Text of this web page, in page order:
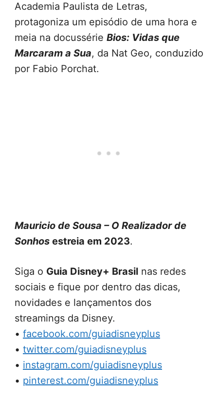
Academia Paulista de Letras,
protagoniza um episódio de uma hora e
meia na docussérie Bios: Vidas que
Marcaram a Sua, da Nat Geo, conduzido
por Fabio Porchat.
Mauricio de Sousa – O Realizador de
Sonhos estreia em 2023.
Siga o Guia Disney+ Brasil nas redes
sociais e fique por dentro das dicas,
novidades e lançamentos dos
streamings da Disney.
• facebook.com/guiadisneyplus
• twitter.com/guiadisneyplus
• instagram.com/guiadisneyplus
• pinterest.com/guiadisneyplus